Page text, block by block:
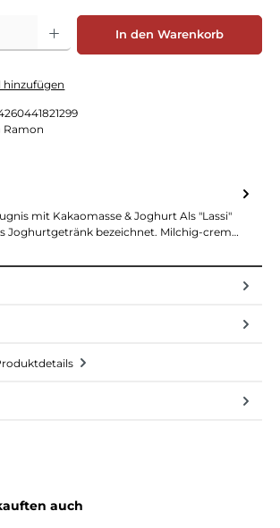
gewünschten Wert ein oder benutze die
In den Warenkorb
hinzufügen
Ramon
mit Kakaomasse & Joghurt Als "Lassi"
Joghurtgetränk bezeichnet. Milchig-crem…
überspringen
auch